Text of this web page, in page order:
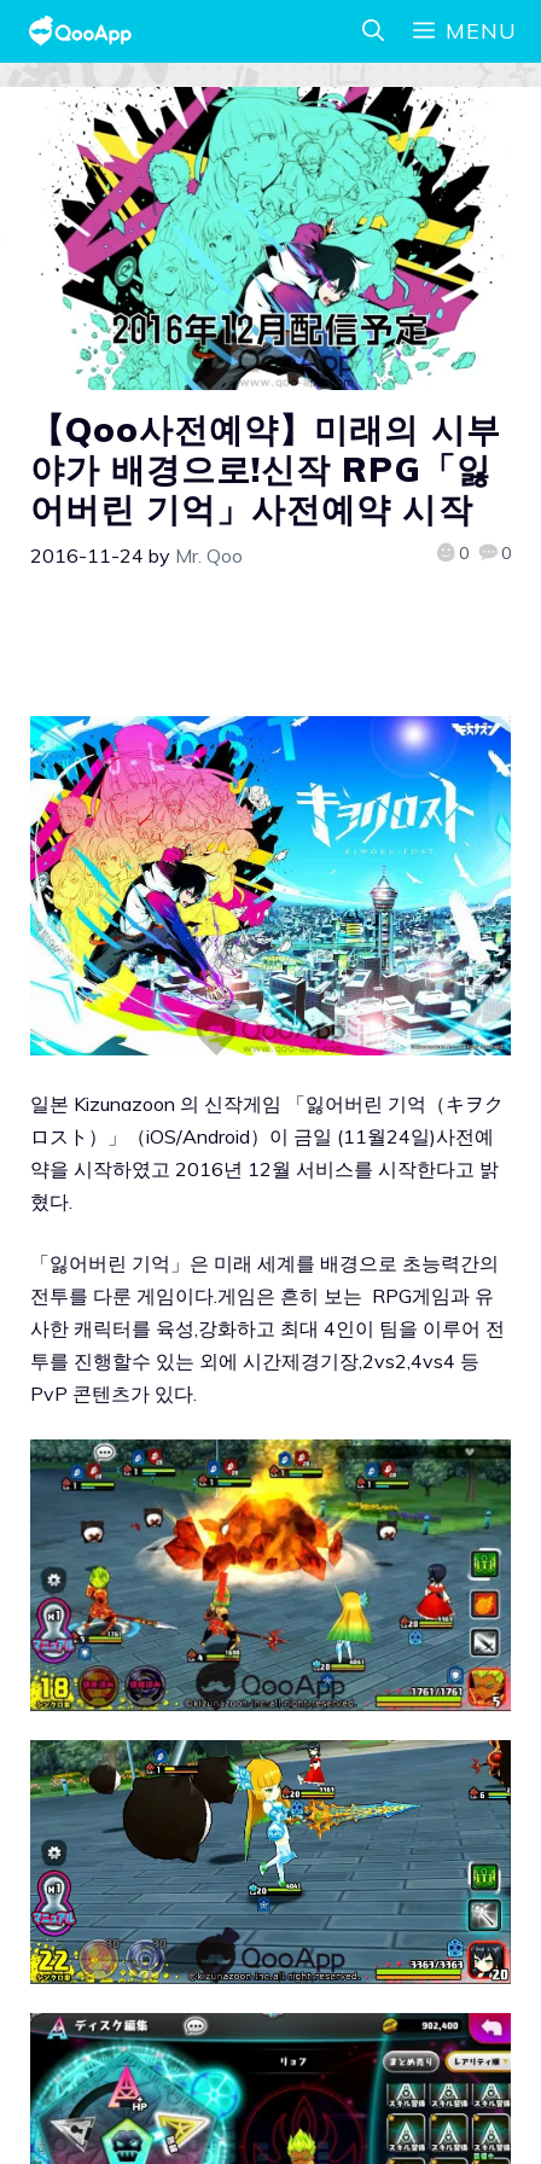
MENU
【Qoo사전예약】미래의 시부
야가 배경으로!신작 RPG「잃
어버린 기억」사전예약 시작
2016-11-24 by Mr. Qoo 0 0
일본 Kizunazoon 의 신작게임 「잃어버린 기억（キヲク
ロスト）」（iOS/Android）이 금일 (11월24일)사전예
약을 시작하였고 2016년 12월 서비스를 시작한다고 밝
혔다.
「잃어버린 기억」은 미래 세계를 배경으로 초능력간의
전투를 다룬 게임이다.게임은 흔히 보는 RPG게임과 유
사한 캐릭터를 육성,강화하고 최대 4인이 팀을 이루어 전
투를 진행할수 있는 외에 시간제경기장,2vs2,4vs4 등
PvP 콘텐츠가 있다.